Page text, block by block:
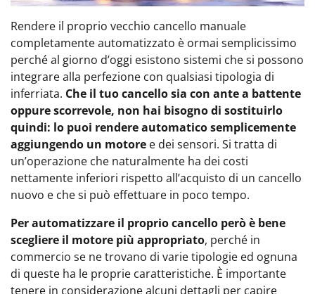
Rendere il proprio vecchio cancello manuale
completamente automatizzato è ormai semplicissimo
perché al giorno d’oggi esistono sistemi che si possono
integrare alla perfezione con qualsiasi tipologia di
inferriata. Che il tuo cancello sia con ante a battente
oppure scorrevole, non hai bisogno di sostituirlo
quindi: lo puoi rendere automatico semplicemente
aggiungendo un motore e dei sensori. Si tratta di
un’operazione che naturalmente ha dei costi
nettamente inferiori rispetto all’acquisto di un cancello
nuovo e che si può effettuare in poco tempo.
Per automatizzare il proprio cancello però è bene
scegliere il motore più appropriato, perché in
commercio se ne trovano di varie tipologie ed ognuna
di queste ha le proprie caratteristiche. È importante
tenere in considerazione alcuni dettagli per capire